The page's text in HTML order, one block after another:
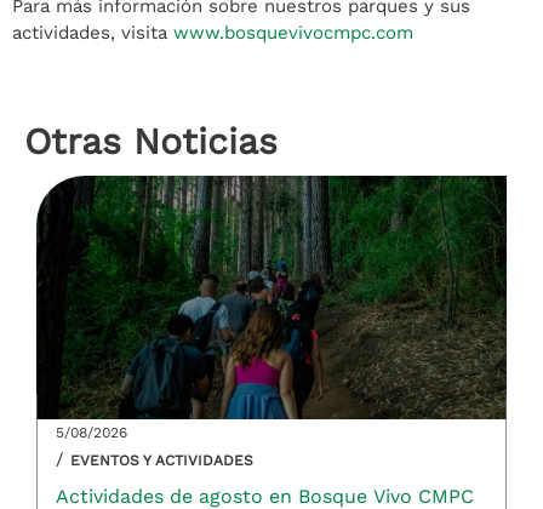
Para más información sobre nuestros parques y sus
actividades, visita www.bosquevivocmpc.com
Otras Noticias
5/08/2026
/ EVENTOS Y ACTIVIDADES
Actividades de agosto en Bosque Vivo CMPC